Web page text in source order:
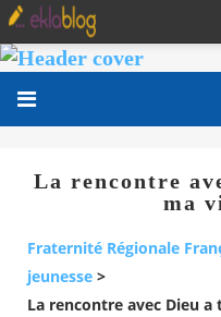
La rencontre
ma
Fraternité Régionale
jeunesse >
La rencontre avec Dieu